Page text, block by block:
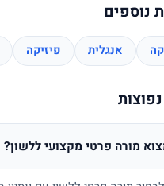
נוספים
אנגלית פיזיקה
מורה פרטי מקצועי ללשון?